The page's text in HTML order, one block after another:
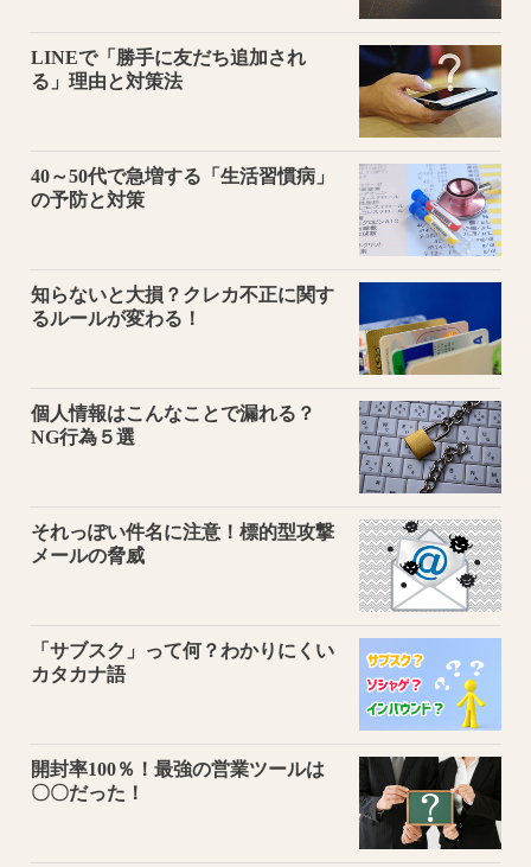
LINEで「勝手に友だち追加され
る」理由と対策法
40～50代で急増する「生活習慣病」
の予防と対策
知らないと大損？クレカ不正に関す
るルールが変わる！
個人情報はこんなことで漏れる？
NG行為５選
それっぽい件名に注意！標的型攻撃
メールの脅威
「サブスク」って何？わかりにくい
カタカナ語
開封率100％！最強の営業ツールは
〇〇だった！